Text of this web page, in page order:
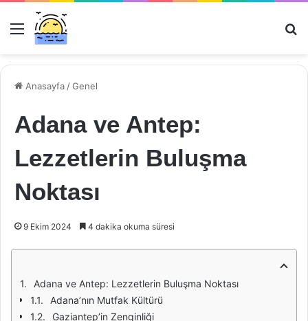
Menü
Anasayfa /Genel
Adana ve Antep:
Lezzetlerin Buluşma
Noktası
9 Ekim 2024 4 dakika okuma süresi
Adana ve Antep: Lezzetlerin Buluşma Noktası
Adana’nın Mutfak Kültürü
Gaziantep’in Zenginliği